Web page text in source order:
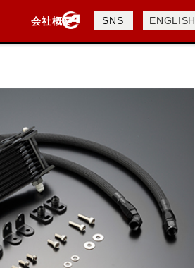
会社概要
会社概要
採用情報
SNS ENGLISH
KTM